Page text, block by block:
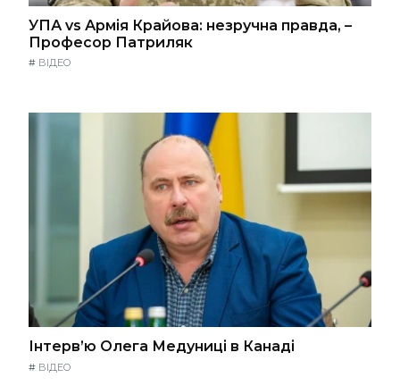
УПА vs Армія Крайова: незручна правда, –
Професор Патриляк
# ВІДЕО
Інтерв’ю Олега Медуниці в Канаді
# ВІДЕО